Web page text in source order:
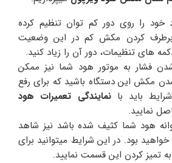
را روی دور کم توان تنظیم کرده
برطرف کردن مکش کم در این وضعیت
های تنظیمات، دور آن را زیاد کنید.
فشار به موتور هود شما نیز ممکن
مکش این دستگاه باشید که برای رفع
باید بانمایندگی تعمیرات هود
نمایید.
هود شما کثیف شده باشد نیز شاهد
بود. در این شرایط میتوانید برای
تمیز کردن این قسمت نمایید.